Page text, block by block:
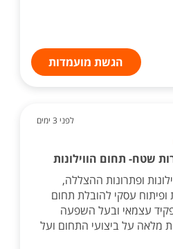
הגשת מועמדות
לפני 3 ימים
שטח- תחום הווילונות
ופתרונות ההצללה,
עסקי להובלת תחום
עצמאי ובעל השפעה
מלאה על ביצועי התחום ועל